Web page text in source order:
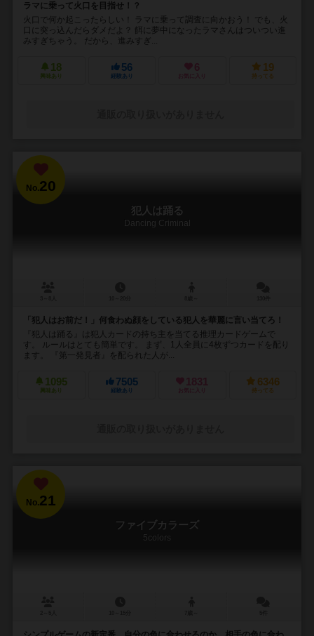
ラマに乗って火口を目指せ！？
火口で何か起こったらしい！ ラマに乗って調査に向かおう！ でも、火
口に突っ込んだらダメだよ？ 餌に夢中になったラマさんはついつい進
みすぎちゃう。 だから、進みすぎ...
18
興味あり
56
経験あり
6
お気に入り
19
持ってる
No.20
犯人は踊る
Dancing Criminal
「犯人はお前だ！」何食わぬ顔をしている犯人を華麗に言い当てろ！
『犯人は踊る』は犯人カードの持ち主を当てる推理カードゲームで
す。 ルールはとても簡単です。 まず、1人全員に4枚ずつカードを配り
ます。 『第一発見者』を配られた人が...
1095
興味あり
7505
経験あり
1831
お気に入り
6346
持ってる
No.21
ファイブカラーズ
5colors